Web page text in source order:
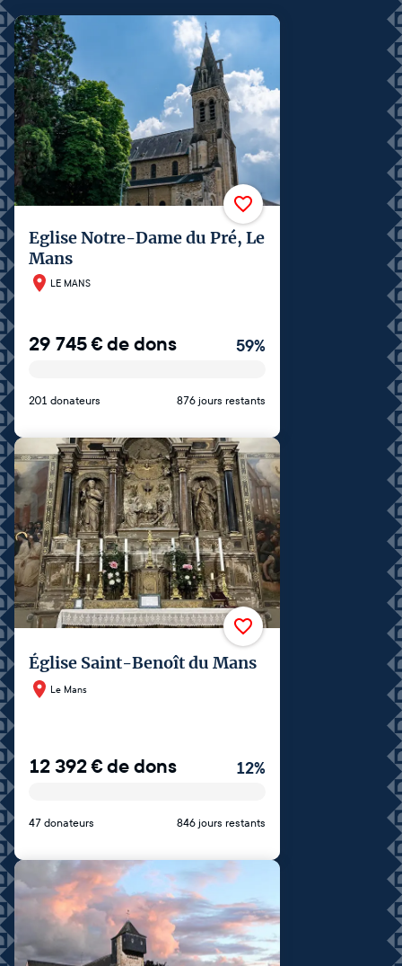
Eglise Notre-Dame du Pré, Le
Mans
LE MANS
29 745€de dons 59%
201 donateurs 876 jours restants
Église Saint-Benoît du Mans
Le Mans
12 392€de dons 12%
47 donateurs 846 jours restants